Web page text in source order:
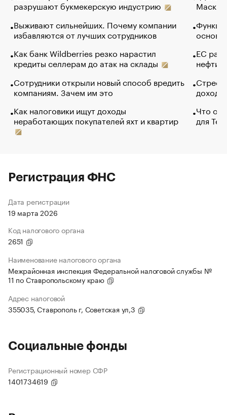
разрушают букмекерскую индустрию
Выживают сильнейших. Почему компании
избавляются от лучших сотрудников
Как банк Wildberries резко нарастил
кредиты селлерам до атак на склады
Сотрудники открыли новый способ вредить
компаниям. Зачем им это
Как налоговики ищут доходы
неработающих покупателей яхт и квартир
Маск в
основ
ЕС
нефти
Что
для
Регистрация ФНС
Дата регистрации
19 марта 2026
Код налогового органа
2651
Наименование налогового органа
Межрайонная инспекция Федеральной налоговой службы №
11 по Ставропольскому краю
Адрес налоговой
355035, Ставрополь г, Советская ул,3
Социальные фонды
Регистрационный номер СФР
1401734619